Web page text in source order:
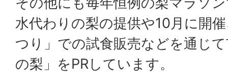
水代わりの梨の提供や10月に開
つり」での試食販売などを通じ
の梨」をPRしています。